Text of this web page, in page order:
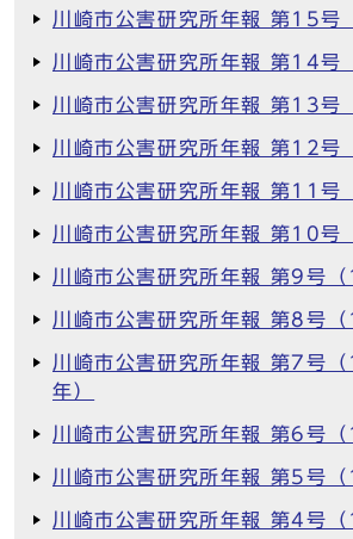
川崎市公害研究所年報 第15号
川崎市公害研究所年報 第14号
川崎市公害研究所年報 第13号
川崎市公害研究所年報 第12号
川崎市公害研究所年報 第11号
川崎市公害研究所年報 第10号
川崎市公害研究所年報 第9号
川崎市公害研究所年報 第8号
川崎市公害研究所年報 第7号
年）
川崎市公害研究所年報 第6号
川崎市公害研究所年報 第5号
川崎市公害研究所年報 第4号